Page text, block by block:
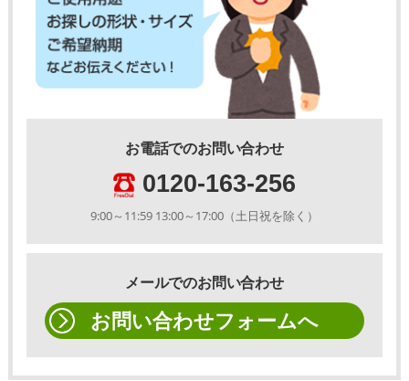
お電話でのお問い合わせ
0120-163-256
9:00～11:59 13:00～17:00（土日祝を除く）
メールでのお問い合わせ
お問い合わせフォームへ